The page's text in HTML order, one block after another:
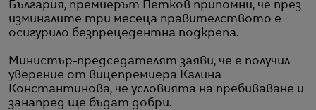
България, премиерът Петков припомни, че през
изминалите три месеца правителството е
осигурило безпрецедентна подкрепа.
Министър-председателят заяви, че е получил
уверение от вицепремиера Калина
Константинова, че условията на пребиваване и
занапред ще бъдат добри.